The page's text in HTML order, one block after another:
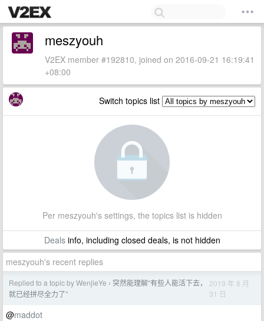
meszyouh
V2EX member #192810, joined on 2016-09-21 16:19:41
+08:00
Switch topics list
Per meszyouh's settings, the topics list is hidden
Dealsinfo, including closed deals, is not hidden
meszyouh's recent replies
Replied to a topic by WenjieYe › 突然能理解“有些人能活下去，
就已经拼尽全力了”
2019 年 8 月
31 日
@maddot